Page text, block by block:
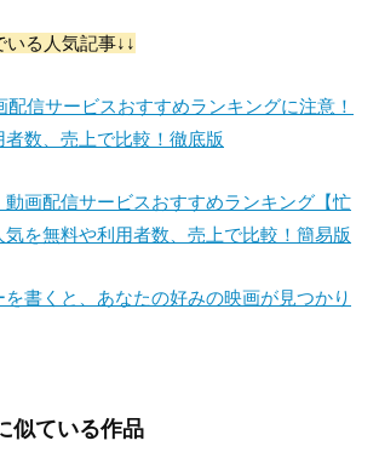
と戦い、ワイガンドは強固な正義心を貫こう
のような過酷な試練にさらされた時、人間は
き通せるものであろうか?
のとして、受け止められるであろうか?----
を得ません。
いる人気記事↓↓
配信サービスおすすめランキングに注意！
者数、売上で比較！徹底版
動画配信サービスおすすめランキング【忙
気を無料や利用者数、売上で比較！簡易版
書くと、あなたの好みの映画が見つかり
似ている作品